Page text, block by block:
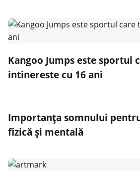
Kangoo Jumps este sportul
intinereste cu 16 ani
Importanța somnului
fizică și mentală